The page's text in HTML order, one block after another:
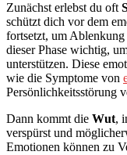
Zunächst erlebst du oft
schützt dich vor dem
fortsetzt, um
dieser Phase wichtig,
unterstützen. Diese
wie die Symptome von
Persönlichkeitsstörung
Dann kommt die Wut,
verspürst und
Emotionen können zu